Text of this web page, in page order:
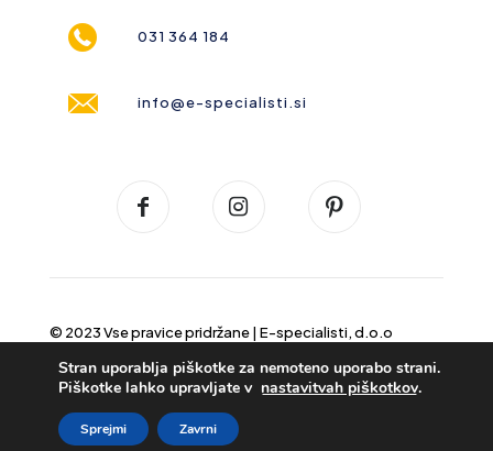
031 364 184
info@e-specialisti.si
© 2023 Vse pravice pridržane | E-specialisti, d.o.o
Stran uporablja piškotke za nemoteno uporabo strani.
Piškotke lahko upravljate v nastavitvah piškotkov.
Sprejmi Zavrni